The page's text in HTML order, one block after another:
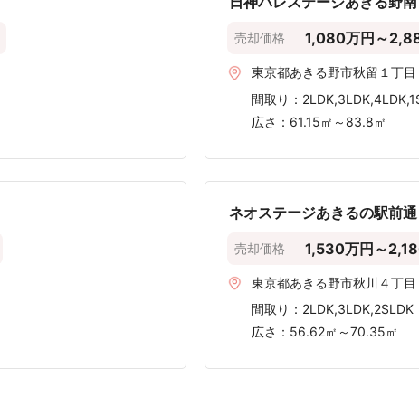
〜6,000 万円
年第4四半期のあきる野市のデータです。